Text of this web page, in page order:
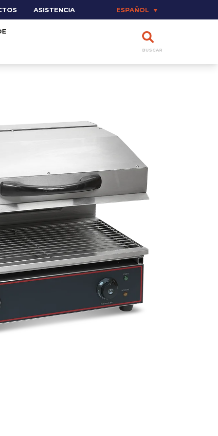
ASISTENCIA ESPAÑOL
BUSCAR